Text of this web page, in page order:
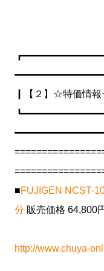
┃【２】☆特価情報
■FUJIGEN NCST-
分 販売価格 64,800
http://www.chuya-